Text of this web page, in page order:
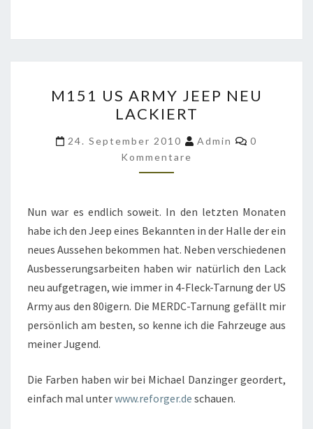
US
ARMY
JEEP
NEU
LACKIERT
M151 US ARMY JEEP NEU
LACKIERT
24. September 2010 Admin
0
Kommentare
Nun war es endlich soweit. In den letzten Monaten
habe ich den Jeep eines Bekannten in der Halle der ein
neues Aussehen bekommen hat. Neben verschiedenen
Ausbesserungsarbeiten haben wir natürlich den Lack
neu aufgetragen, wie immer in 4-Fleck-Tarnung der US
Army aus den 80igern. Die MERDC-Tarnung gefällt mir
persönlich am besten, so kenne ich die Fahrzeuge aus
meiner Jugend.
Die Farben haben wir bei Michael Danzinger geordert,
einfach mal unterwww.reforger.de schauen.